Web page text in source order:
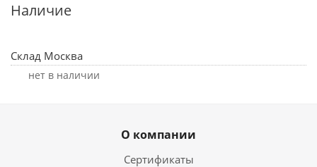
Наличие
Склад Москва
Нет в наличии
О компании
Сертификаты